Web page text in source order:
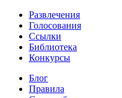
Развлечения
Голосования
Ссылки
Библиотека
Конкурсы
Блог
Правила